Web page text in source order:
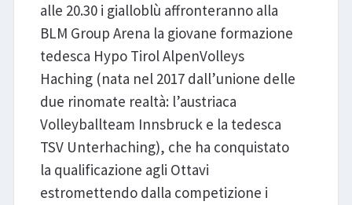
alle 20.30 i gialloblù affronteranno alla
BLM Group Arena la giovane formazione
tedesca Hypo Tirol AlpenVolleys
Haching (nata nel 2017 dall’unione delle
due rinomate realtà: l’austriaca
Volleyballteam Innsbruck e la tedesca
TSV Unterhaching), che ha conquistato
la qualificazione agli Ottavi
estromettendo dalla competizione i